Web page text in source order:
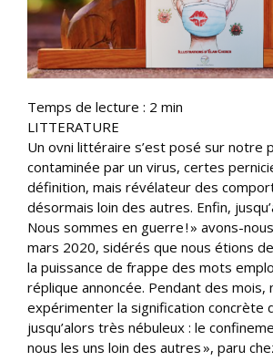
Temps de lecture : 2 min
LITTERATURE
Un ovni littéraire s’est posé sur notre
contaminée par un virus, certes
définition, mais révélateur des
désormais loin des autres. Enfin,
Nous sommes en guerre ! » avons-
mars 2020, sidérés que nous étions
la puissance de frappe des mots
réplique annoncée. Pendant des mois,
expérimenter la signification concrète
jusqu’alors très nébuleux : le
nous les uns loin des autres », paru